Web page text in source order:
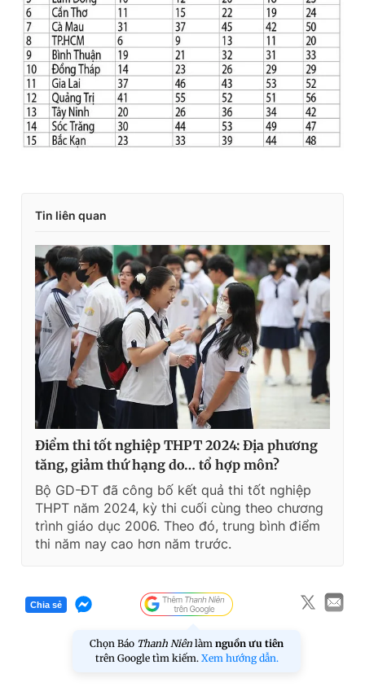
Tin liên quan
Điểm thi tốt nghiệp THPT 2024: Địa phương
tăng, giảm thứ hạng do… tổ hợp môn?
Bộ GD-ĐT đã công bố kết quả thi tốt nghiệp
THPT năm 2024, kỳ thi cuối cùng theo chương
trình giáo dục 2006. Theo đó, trung bình điểm
thi năm nay cao hơn năm trước.
Chia sẻ
Chọn Báo Thanh Niên làm nguồn ưu tiên
trên Google tìm kiếm. Xem hướng dẫn.